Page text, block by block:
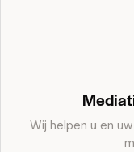
Wij helpen u en